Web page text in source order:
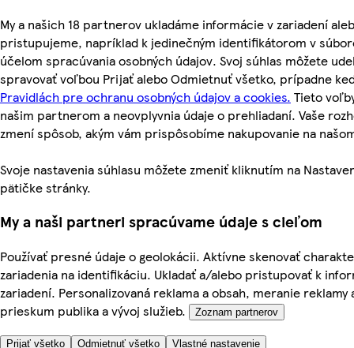
My a našich 18 partnerov ukladáme informácie v zariadení
pristupujeme, napríklad k jedinečným identifikátorom v
účelom spracúvania osobných údajov. Svoj súhlas môžete
spravovať voľbou Prijať alebo Odmietnuť všetko, prípadne
Pravidlách pre ochranu osobných údajov a cookies. Tieto
našim partnerom a neovplyvnia údaje o prehliadaní. Vaše
zmení spôsob, akým vám prispôsobíme nakupovanie na
Svoje nastavenia súhlasu môžete zmeniť kliknutím na
pätičke stránky.
My a naši partneri spracúvame údaje s cieľom
Používať presné údaje o geolokácii. Aktívne skenovať
zariadenia na identifikáciu. Ukladať a/alebo pristupovať k
zariadení. Personalizovaná reklama a obsah, meranie reklamy
prieskum publika a vývoj služieb.
Zoznam partnerov
Prijať všetko Odmietnuť všetko Vlastné nastavenie